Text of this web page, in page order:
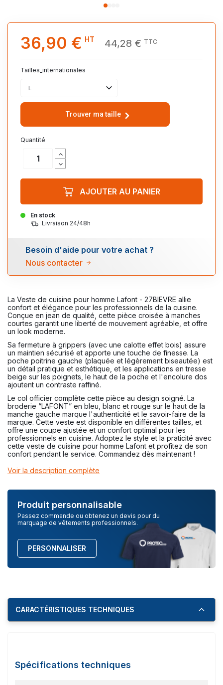
La Veste de cuisine pour homme Lafont - 27BIEVRE allie
confort et élégance pour les professionnels de la cuisine.
Conçue en jean de qualité, cette pièce croisée à manches
courtes garantit une liberté de mouvement agréable, et offre
un look moderne.
Sa fermeture à grippers (avec une calotte effet bois) assure
un maintien sécurisé et apporte une touche de finesse. La
poche poitrine gauche (plaquée et légèrement biseautée) est
un détail pratique et esthétique, et les applications en tresse
beige sur les poignets, le haut de la poche et l'encolure dos
ajoutent un contraste raffiné.
Le col officier complète cette pièce au design soigné. La
broderie “LAFONT” en bleu, blanc et rouge sur le haut de la
manche gauche marque l'authenticité et le savoir-faire de la
marque. Cette veste est disponible en différentes tailles, et
offre une coupe ajustée et un confort optimal pour les
professionnels en cuisine. Adoptez le style et la praticité avec
cette veste de cuisine pour homme Lafont et profitez de son
confort pendant le service. Commandez dès maintenant !
Voir la description complète
Produit personnalisable
Passez commande ou obtenez un devis pour du
marquage de vêtements professionnels.
PERSONNALISER
36,90 € HT 44,28 € TTC
Tailles_internationales
L
Trouver ma taille
Quantité
En stock
Livraison 24/48h
AJOUTER AU PANIER
Besoin d'aide pour votre achat ?
Nous contacter
CARACTÉRISTIQUES TECHNIQUES
Spécifications techniques